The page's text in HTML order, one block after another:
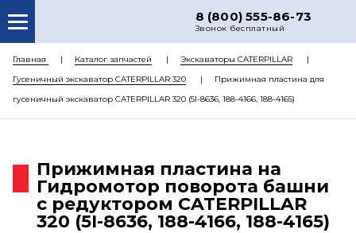
8 (800) 555-86-73
Звонок бесплатный
О НАС
КАТАЛОГ ЗАПЧАСТЕЙ
РЕМОНТ
ЦЕНЫ
КОНТАКТЫ
Главная Каталог запчастей
Экскаваторы CATERPILLAR
Гусеничный экскаватор CATERPILLAR 320
Прижимная пластина для
гусеничный экскаватор CATERPILLAR 320 (5I-8636, 188-4166, 188-4165)
Прижимная пластина на
Гидромотор поворота башни
с редуктором CATERPILLAR
320 (5I-8636, 188-4166, 188-4165)